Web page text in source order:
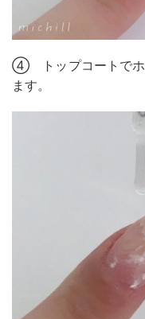
④ トップコートでホ
ます。